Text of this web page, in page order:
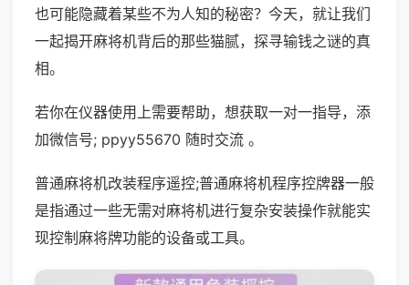
也可能隐藏着某些不为人知的秘密？今天，就让我们
一起揭开麻将机背后的那些猫腻，探寻输钱之谜的真
相。
若你在仪器使用上需要帮助，想获取一对一指导，添
加微信号; ppyy55670 随时交流 。
普通麻将机改装程序遥控;普通麻将机程序控牌器一般
是指通过一些无需对麻将机进行复杂安装操作就能实
现控制麻将牌功能的设备或工具。